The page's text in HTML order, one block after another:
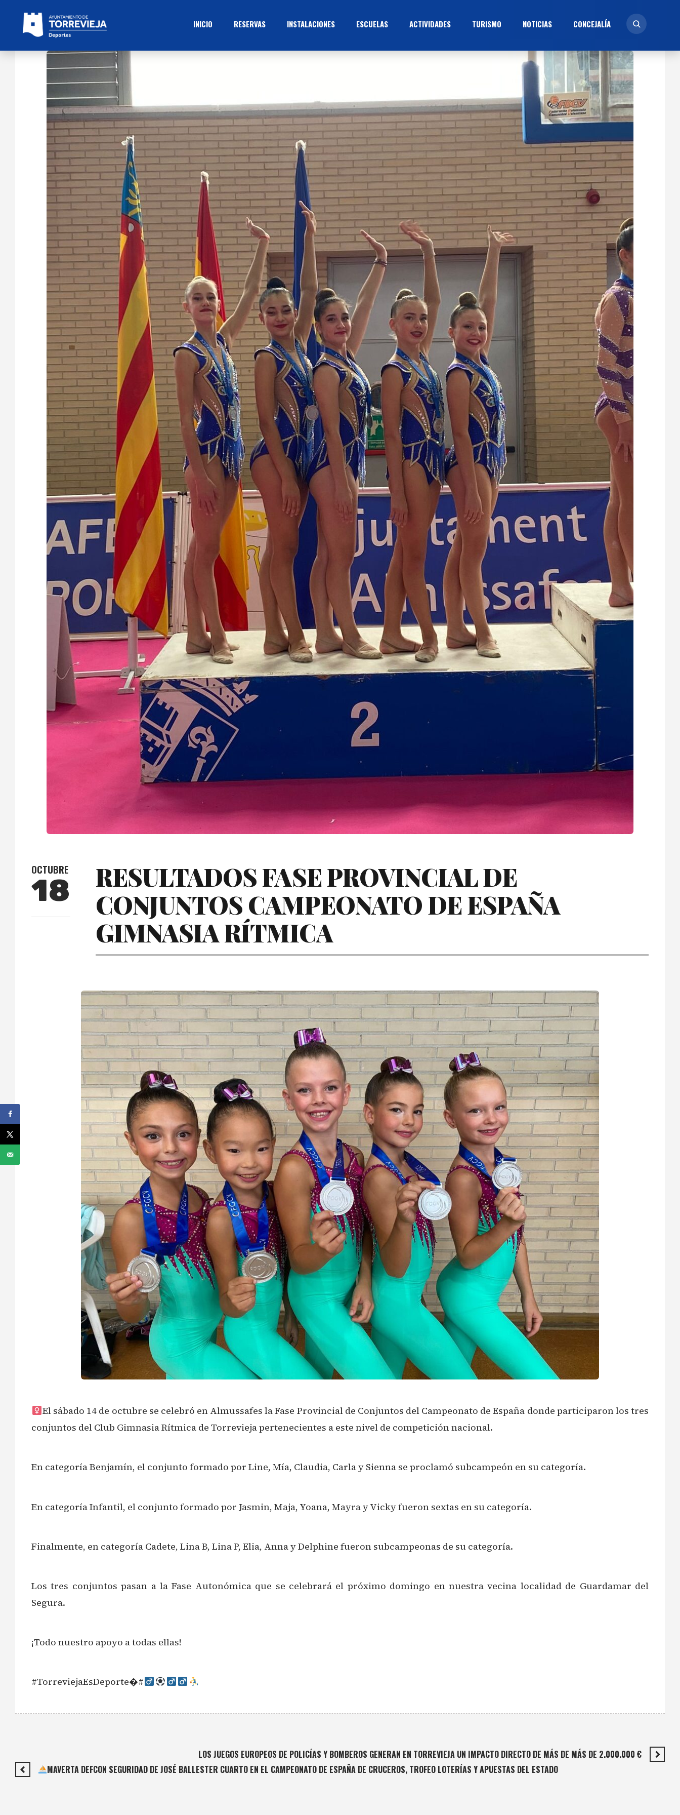
INICIO RESERVAS INSTALACIONES ESCUELAS ACTIVIDADES TURISMO NOTICIAS CONCEJALÍ­A
OCTUBRE
18
RESULTADOS FASE PROVINCIAL DE
CONJUNTOS CAMPEONATO DE ESPAÑA
GIMNASIA RÍTMICA
El sábado 14 de octubre se celebró en Almussafes la Fase Provincial de Conjuntos del Campeonato de España donde participaron los tres
conjuntos del Club Gimnasia Rítmica de Torrevieja pertenecientes a este nivel de competición nacional.
En categoría Benjamín, el conjunto formado por Line, Mía, Claudia, Carla y Sienna se proclamó subcampeón en su categoría.
En categoría Infantil, el conjunto formado por Jasmin, Maja, Yoana, Mayra y Vicky fueron sextas en su categoría.
Finalmente, en categoría Cadete, Lina B, Lina P, Elia, Anna y Delphine fueron subcampeonas de su categoría.
Los tres conjuntos pasan a la Fase Autonómica que se celebrará el próximo domingo en nuestra vecina localidad de Guardamar del
Segura.
¡Todo nuestro apoyo a todas ellas!
#TorreviejaEsDeporte�#‍
‍LOS JUEGOS EUROPEOS DE POLICÍAS Y BOMBEROS GENERAN EN TORREVIEJA UN IMPACTO DIRECTO DE MÁS DE MÁS DE 2.000.000 €
MAVERTA DEFCON SEGURIDAD DE JOSÉ BALLESTER CUARTO EN EL CAMPEONATO DE ESPAÑA DE CRUCEROS, TROFEO LOTERÍAS Y APUESTAS DEL ESTADO